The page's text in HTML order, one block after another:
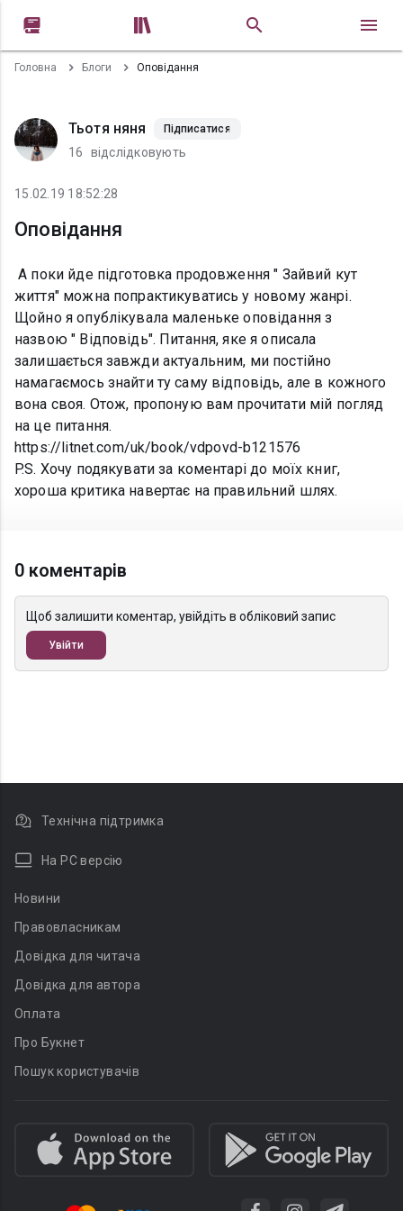
 
Головна Блоги Оповідання
Тьотя няня Підписатися
16 відслідковують
15.02.19 18:52:28
Оповідання
А поки йде підготовка продовження " Зайвий кут
життя" можна попрактикуватись у новому жанрі.
Щойно я опублікувала маленьке оповідання з
назвою " Відповідь". Питання, яке я описала
залишається завжди актуальним, ми постійно
намагаємось знайти ту саму відповідь, але в кожного
вона своя. Отож, пропоную вам прочитати мій погляд
на це питання.
https://litnet.com/uk/book/vdpovd-b121576
P.S. Хочу подякувати за коментарі до моїх книг,
хороша критика навертає на правильний шлях.
0 коментарів
Щоб залишити коментар, увійдіть в обліковий запис
Увійти
Технічна підтримка
На PC версію
Новини
Правовласникам
Довідка для читача
Довідка для автора
Оплата
Про Букнет
Пошук користувачів